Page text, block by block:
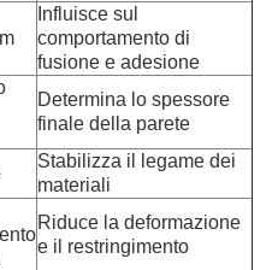
Influisce sul
comportamento di
fusione e adesione
Determina lo spessore
finale della parete
Stabilizza il legame dei
materiali
Riduce la deformazione
e il restringimento